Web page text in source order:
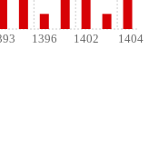
1396 1402 1404